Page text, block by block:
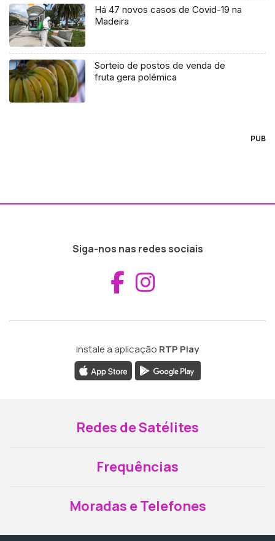
Há 47 novos casos de Covid-19 na
Madeira
Sorteio de postos de venda de
fruta gera polémica
PUB
Siga-nos nas redes sociais
Aceder ao
Instale a aplicação RTP Play
Redes de Satélites
Frequências
Moradas e Telefones